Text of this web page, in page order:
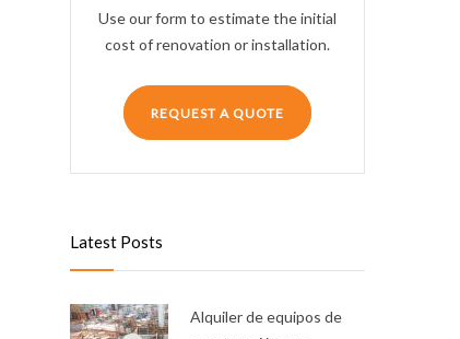
Use our form to estimate the initial
cost of renovation or installation.
REQUEST A QUOTE
Latest Posts
Alquiler de equipos de